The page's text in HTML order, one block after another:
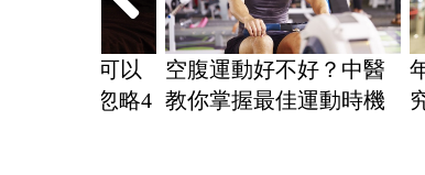
好不好？中醫
最佳運動時機
年輕人周末補眠！研
究：憂鬱症機率可能低